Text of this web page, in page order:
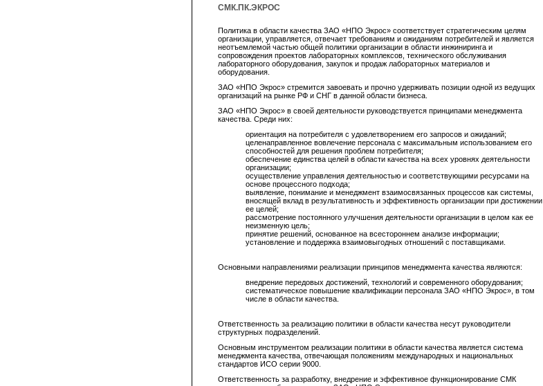
СМК.ПК.ЭКРОС
Политика в области качества ЗАО «НПО Экрос» соответствует стратегическим целям
организации, управляется, отвечает требованиям и ожиданиям потребителей и является
неотъемлемой частью общей политики организации в области инжиниринга и
сопровождения проектов лабораторных комплексов, технического обслуживания
лабораторного оборудования, закупок и продаж лабораторных материалов и
оборудования.
ЗАО «НПО Экрос» стремится завоевать и прочно удерживать позиции одной из ведущих
организаций на рынке РФ и СНГ в данной области бизнеса.
ЗАО «НПО Экрос» в своей деятельности руководствуется принципами менеджмента
качества. Среди них:
ориентация на потребителя с удовлетворением его запросов и ожиданий;
целенаправленное вовлечение персонала с максимальным использованием его
способностей для решения проблем потребителя;
обеспечение единства целей в области качества на всех уровнях деятельности
организации;
осуществление управления деятельностью и соответствующими ресурсами на
основе процессного подхода;
выявление, понимание и менеджмент взаимосвязанных процессов как системы,
вносящей вклад в результативность и эффективность организации при достижении
ее целей;
рассмотрение постоянного улучшения деятельности организации в целом как ее
неизменную цель;
принятие решений, основанное на всестороннем анализе информации;
установление и поддержка взаимовыгодных отношений с поставщиками.
Основными направлениями реализации принципов менеджмента качества являются:
внедрение передовых достижений, технологий и современного оборудования;
систематическое повышение квалификации персонала ЗАО «НПО Экрос», в том
числе в области качества.
Ответственность за реализацию политики в области качества несут руководители
структурных подразделений.
Основным инструментом реализации политики в области качества является система
менеджмента качества, отвечающая положениям международных и национальных
стандартов ИСО серии 9000.
Ответственность за разработку, внедрение и эффективное функционирование СМК